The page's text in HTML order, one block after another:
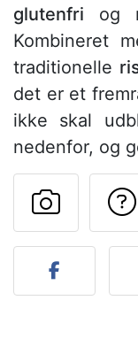
glutenfri og
Kombineret
traditionelle
det er et
ikke skal
nedenfor, og
Send